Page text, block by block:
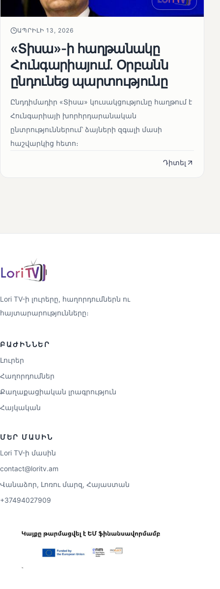
ԱՊՐԻԼԻ 13, 2026
«Տիսա»-ի հաղթանակը
Հունգարիայում․ Օրբանն
ընդունեց պարտությունը
Ընդդիմադիր «Տիսա» կուսակցությունը հաղթում է
Հունգարիայի խորհրդարանական
ընտրություններում՝ ձայների զգալի մասի
հաշվարկից հետո։
Դիտել
Lori TV-ի լուրերը, հաղորդումներն ու
հայտարարությունները։
ԲԱԺԻՆՆԵՐ
Լուրեր
Հաղորդումներ
Քաղաքացիական լրագրություն
Հայկական
ՄԵՐ ՄԱՍԻՆ
Lori TV-ի մասին
contact@loritv.am
Վանաձոր, Լոռու մարզ, Հայաստան
+37494027909